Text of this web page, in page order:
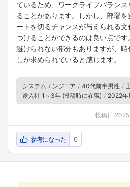
ているため、ワークライフバラン
ることがあります。しかし、部署
ートを切るチャンスが与えられる
つけることができるのは良い点で
避けられない部分もありますが、
しが求められていると感じます。
システムエンジニア 40代前半男性
途入社 1～3年 (投稿時に在職)
2022年
投稿日:
参考になった 0